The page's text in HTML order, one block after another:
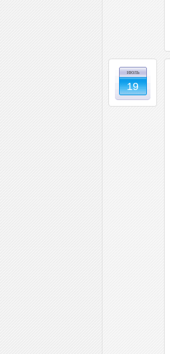
июль
19